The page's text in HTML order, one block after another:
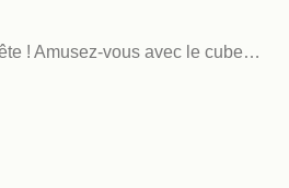
! Amusez-vous avec le cube…